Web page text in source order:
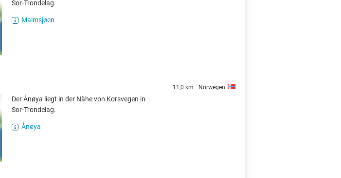
Sor-Trondelag.
Malmsjøen
11,0 km Norwegen
Der Ånøya liegt in der Nähe von Korsvegen in
Sor-Trondelag.
Ånøya